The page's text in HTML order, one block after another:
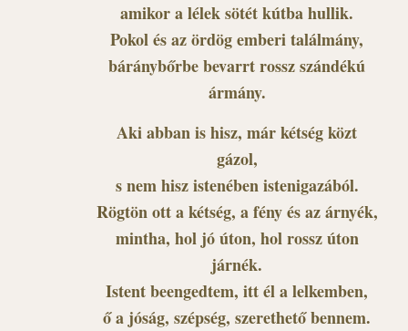
amikor a lélek sötét kútba hullik.
Pokol és az ördög emberi találmány,
báránybőrbe bevarrt rossz szándékú
ármány.
Aki abban is hisz, már kétség közt
gázol,
s nem hisz istenében istenigazából.
Rögtön ott a kétség, a fény és az árnyék,
mintha, hol jó úton, hol rossz úton
járnék.
Istent beengedtem, itt él a lelkemben,
ő a jóság, szépség, szerethető bennem.